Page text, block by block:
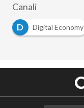
Canali
D
Digital Economy